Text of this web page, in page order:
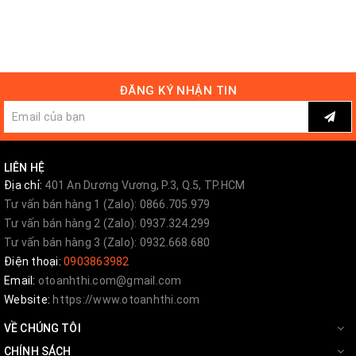
+ Phụ kiện trang trí bảo vệ: che mưa, chén
cửa, viền đèn trước + sau, nẹp bước chân,
chống trầy cốp...
Quý khách hàng quan tâm đến sản phẩm vui
lòng liên hệ số
Hotline: 0903863082 - 0903863982
Email:anhthiautophunghoa@gmail.com
Cập nhật thông tin liên tục:
ĐĂNG KÝ NHẬN TIN
LIÊN HỆ
Địa chỉ: 401 An Dương Vương, P.3, Q.5, TP.HCM
Tư vấn bán hàng 1 (Zalo): 0866.705.979
Tư vấn bán hàng 2 (Zalo): 0937.324.299
Tư vấn bán hàng 3 (Zalo): 0932.668.680
Điện thoại: 0903863982
Email: otoanhthi.com@gmail.com
Website: https://www.otoanhthi.com
VỀ CHÚNG TÔI
CHÍNH SÁCH